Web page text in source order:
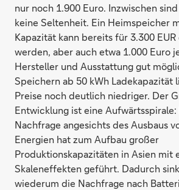
nur noch 1.900 Euro. Inzwischen
keine Seltenheit. Ein Heimspeicher
Kapazität kann bereits für 3.300
werden, aber auch etwa 1.000 Euro
Hersteller und Ausstattung gut
Speichern ab 50 kWh Ladekapazität
Preise noch deutlich niedriger. Der
Entwicklung ist eine
Nachfrage angesichts des Ausbaus
Energien hat zum Aufbau großer
Produktionskapazitäten in Asien mit
Skaleneffekten geführt. Dadurch
wiederum die Nachfrage nach